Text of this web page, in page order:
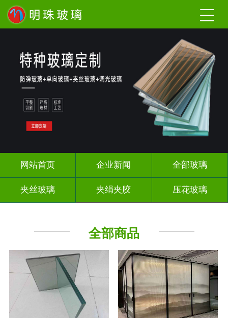
网站首页 企业新闻 全部玻璃
夹丝玻璃 夹绢夹胶 压花玻璃
工程玻璃
全部商品